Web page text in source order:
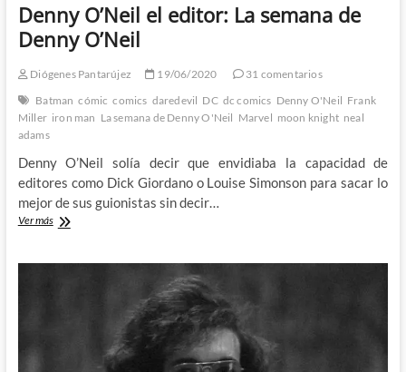
Denny O’Neil el editor: La semana de
Denny O’Neil
Diógenes Pantarújez 19/06/2020
31 comentarios
Batman cómic comics daredevil DC dc comics Denny O'Neil Frank
Miller iron man La semana de Denny O'Neil Marvel moon knight neal
adams
Denny O’Neil solía decir que envidiaba la capacidad de
editores como Dick Giordano o Louise Simonson para sacar lo
mejor de sus guionistas sin decir…
Ver másDenny